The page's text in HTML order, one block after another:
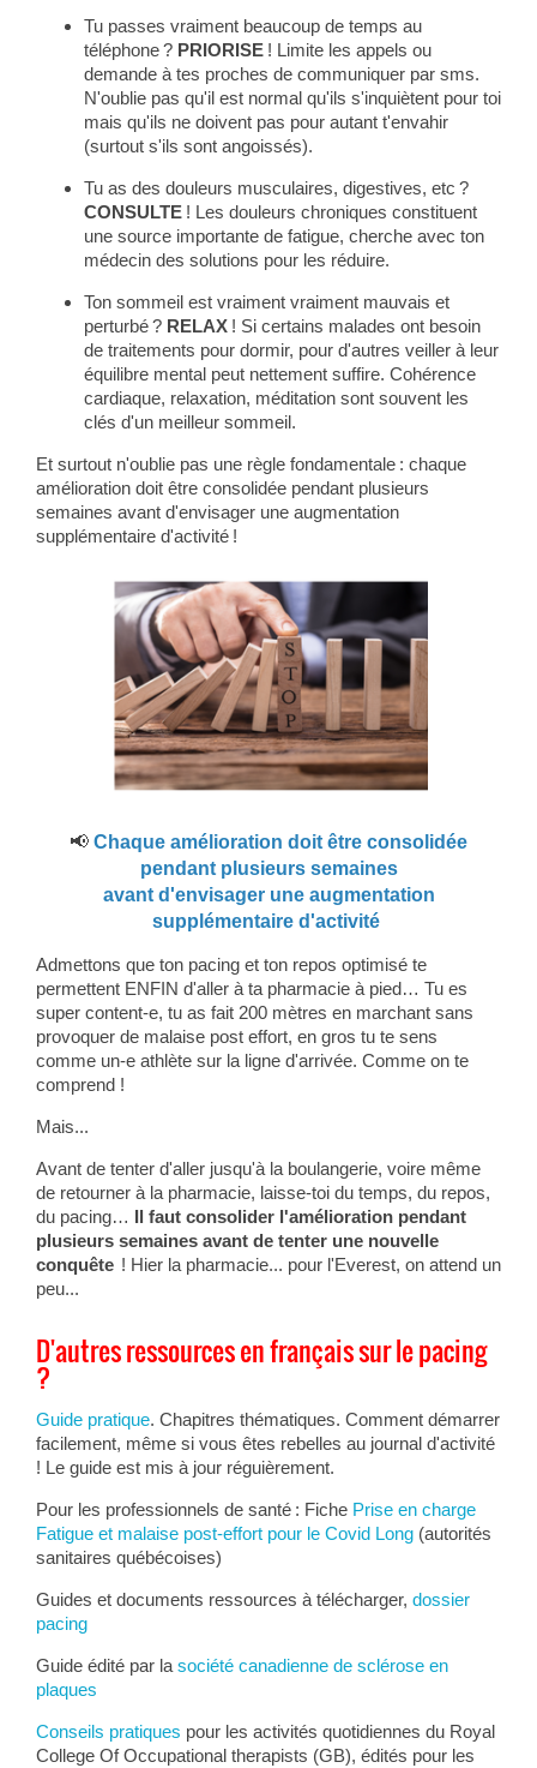
Tu passes vraiment beaucoup de temps au
téléphone ? PRIORISE! Limite les appels ou
demande à tes proches de communiquer par sms.
N'oublie pas qu'il est normal qu'ils s'inquiètent pour toi
mais qu'ils ne doivent pas pour autant t'envahir
(surtout s'ils sont angoissés).
Tu as des douleurs musculaires, digestives, etc ?
CONSULTE! Les douleurs chroniques constituent
une source importante de fatigue, cherche avec ton
médecin des solutions pour les réduire.
Ton sommeil est vraiment vraiment mauvais et
perturbé ? RELAX ! Si certains malades ont besoin
de traitements pour dormir, pour d'autres veiller à leur
équilibre mental peut nettement suffire. Cohérence
cardiaque, relaxation, méditation sont souvent les
clés d'un meilleur sommeil.
Et surtout n'oublie pas une règle fondamentale : chaque
amélioration doit être consolidée pendant plusieurs
semaines avant d'envisager une augmentation
supplémentaire d'activité !
📢 Chaque amélioration doit être consolidée
pendant plusieurs semaines
avant d'envisager une augmentation
supplémentaire d'activité
Admettons que ton pacing et ton repos optimisé te
permettent ENFIN d'aller à ta pharmacie à pied… Tu es
super content-e, tu as fait 200 mètres en marchant sans
provoquer de malaise post effort, en gros tu te sens
comme un-e athlète sur la ligne d'arrivée. Comme on te
comprend !
Mais...
Avant de tenter d'aller jusqu'à la boulangerie, voire même
de retourner à la pharmacie, laisse-toi du temps, du repos,
du pacing… Il faut consolider l'amélioration pendant
plusieurs semaines avant de tenter une nouvelle
conquête ! Hier la pharmacie... pour l'Everest, on attend un
peu...
D'autres ressources en français sur le pacing
?
Guide pratique. Chapitres thématiques. Comment démarrer
facilement, même si vous êtes rebelles au journal d'activité
! Le guide est mis à jour réguièrement.
Pour les professionnels de santé : Fiche Prise en charge
Fatigue et malaise post-effort pour le Covid Long(autorités
sanitaires québécoises)
Guides et documents ressources à télécharger, dossier
pacing
Guide édité par la société canadienne de sclérose en
plaques
Conseils pratiques pour les activités quotidiennes du Royal
College Of Occupational therapists (GB), édités pour les